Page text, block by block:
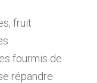
fruit
fourmis de
répandre